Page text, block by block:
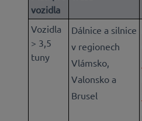
vozidla
Vozidla
> 3,5
tuny
Dálnice a silnice
v regionech
Vlámsko,
Valonsko a
Brusel